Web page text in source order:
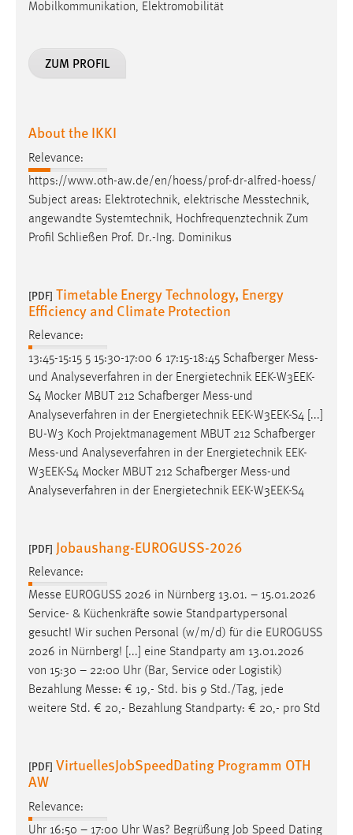
Mobilkommunikation, Elektromobilität
ZUM PROFIL
About the IKKI
Relevance:
https://www.oth-aw.de/en/hoess/prof-dr-alfred-hoess/
Subject areas: Elektro­tech­nik, elek­trische Mess­technik,
angewandte Systemtechnik, Hochfrequenztechnik Zum
Profil Schließen Prof. Dr.-Ing. Dominikus
[PDF] Timetable Energy Technology, Energy
Efficiency and Climate Protection
Relevance:
13:45-15:15 5 15:30-17:00 6 17:15-18:45 Schafberger Mess-
und Analyseverfahren in der Energietechnik EEK-W3EEK-
S4 Mocker MBUT 212 Schafberger Mess-und
Analyseverfahren in der Energietechnik EEK-W3EEK-S4 [...]
BU-W3 Koch Projektmanagement MBUT 212 Schafberger
Mess-und Analyseverfahren in der Energietechnik EEK-
W3EEK-S4 Mocker MBUT 212 Schafberger Mess-und
Analyseverfahren in der Energietechnik EEK-W3EEK-S4
[PDF] Jobaushang-EUROGUSS-2026
Relevance:
Messe EUROGUSS 2026 in Nürnberg 13.01. – 15.01.2026
Service- & Küchenkräfte sowie Standpartypersonal
gesucht! Wir suchen Personal (w/m/d) für die EUROGUSS
2026 in Nürnberg! [...] eine Standparty am 13.01.2026
von 15:30 – 22:00 Uhr (Bar, Service oder Logistik)
Bezahlung Messe: € 19,- Std. bis 9 Std./Tag, jede
weitere Std. € 20,- Bezahlung Standparty: € 20,- pro Std
[PDF] VirtuellesJobSpeedDating Programm OTH
AW
Relevance:
Uhr 16:50 – 17:00 Uhr Was? Begrüßung Job Speed Dating